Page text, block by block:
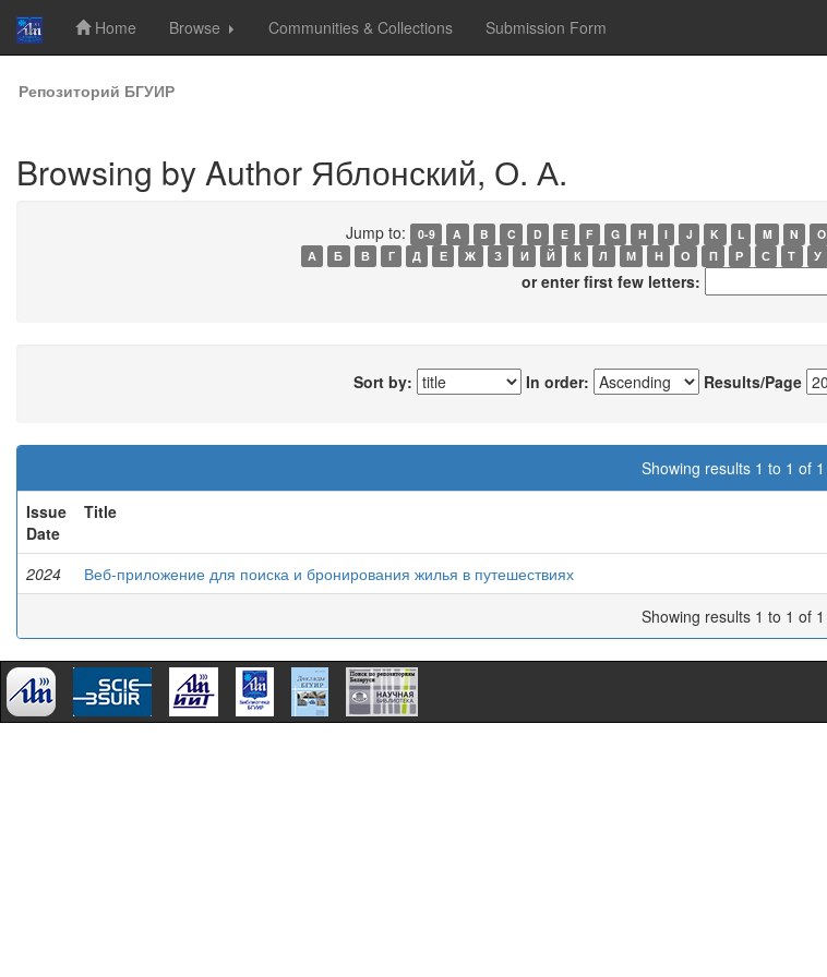
Skip
navigation
Home Browse Communities & Collections Submission Form
Репозиторий БГУИР
Browsing by Author Яблонский, О. А.
Jump to: 0-9 A B C D E F G H I J K L M N O
А
Б В Г Д Е Ж З И Й К Л М Н О П Р С Т У
or enter first few letters:
Sort by: In order: Results/Page
Showing results 1 to 1 of 1
Issue
Date
Title
2024 Веб-приложение для поиска и бронирования жилья в путешествиях
Showing results 1 to 1 of 1